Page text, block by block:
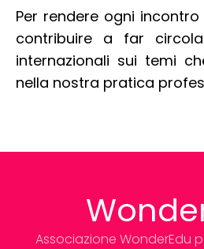
Per rendere ogni
contribuire a far
internazionali sui temi
nella nostra pratica
Associazione WonderEdu